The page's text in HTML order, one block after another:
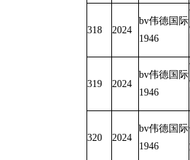
318 2024
bv伟德国际
1946
319 2024
bv伟德国际
1946
320 2024
bv伟德国际
1946